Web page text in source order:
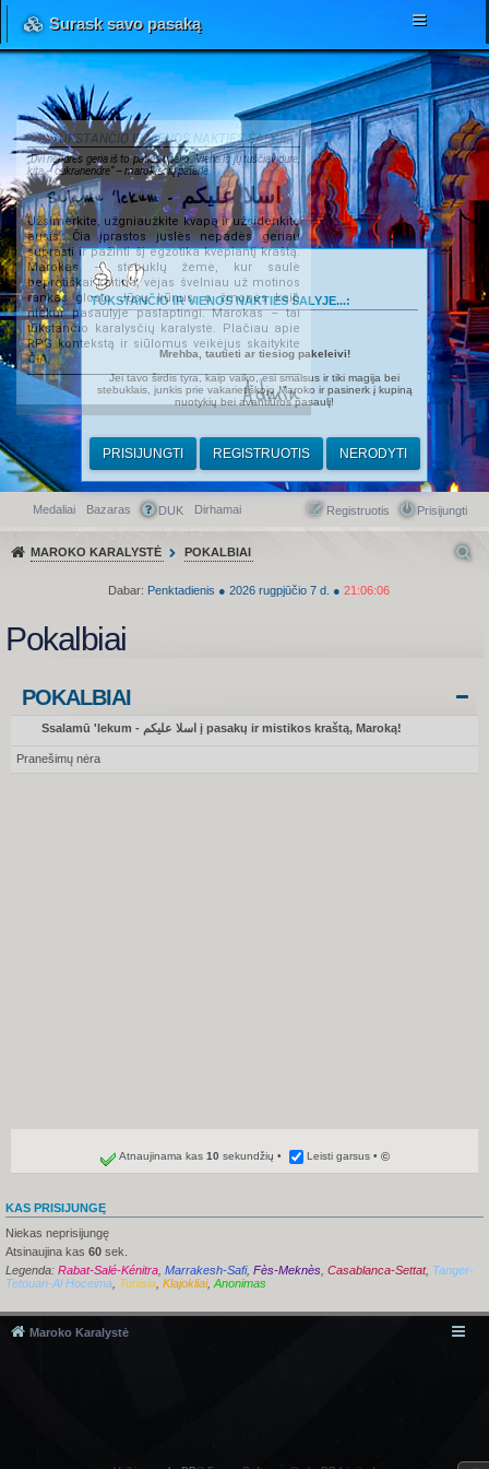
Surask savo pasaką
TŪKSTANČIO IR VIENOS NAKTIES ŠALYJE...
„Dvi nendrės geria iš to paties upelio. Viena iš jų tuščiavidurė,
kita – cukranendrė“ – marokiečių patarlė.
Salamu 'lekum - اسلا عليكم
Užsimerkite, užgniaužkite kvapą ir užsidenkite
ausis. Čia įprastos juslės nepadės geriau
suprasti ir pažinti šį egzotika kvepiantį kraštą.
Marokas – stebuklų žemė, kur saulė
beprotiškai kaitina, vėjas švelniau už motinos
rankas glosto Jūsų kūnus, o žmonės kaip
niekur pasaulyje paslaptingi. Marokas – tai
tūkstančio karalysčių karalystė. Plačiau apie
RPG kontekstą ir siūlomus veikėjus skaitykite
ČIA.
Admin
Greitasis meniu
Medaliai Bazaras DUK Dirhamai Prisijungti
Registruotis
MAROKO KARALYSTĖ POKALBIAI
Dabar: Penktadienis ● 2026 rugpjūčio 7 d. ● 21:06:06
TŪKSTANČIO IR VIENOS NAKTIES ŠALYJE...:
Mrehba, tautieti ar tiesiog pakeleivi!
Jei tavo širdis tyra, kaip vaiko, esi smalsus ir tiki magija bei
stebuklais, junkis prie vakarietiškojo Maroko ir pasinerk į kupiną
nuotykių bei avantiūros pasaulį!
PRISIJUNGTI REGISTRUOTIS NERODYTI
Pokalbiai
POKALBIAI
Ssalamū 'lekum - اسلا عليكم į pasakų ir mistikos kraštą, Maroką!
Pranešimų nėra
Atnaujinama kas 10 sekundžių Leisti garsus ©
KAS PRISIJUNGĘ
Niekas neprisijungę
Atsinaujina kas 60 sek.
Legenda: Rabat-Salé-Kénitra Marrakesh-Safi, Fès-Meknès Casablanca-Settat, Tanger-
Tetouan-Al Hoceima Tunisia Klajokliai, Anonimas
Maroko Karalystė